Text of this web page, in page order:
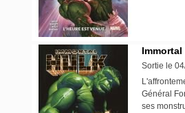
Immortal
Sortie le
Général
ses